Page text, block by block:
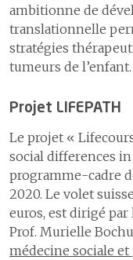
ambitionne de
translationnelle
stratégies
tumeurs de l’enfant.
Projet LIFEPATH
Le projet «
social differences
programme-cadre
2020. Le volet
euros, est dirigé
Prof. Murielle
médecine sociale